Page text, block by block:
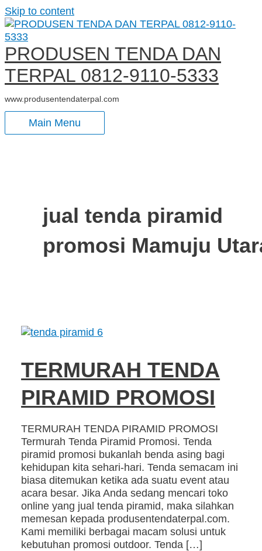
Skip to content
PRODUSEN TENDA DAN
TERPAL 0812-9110-5333
www.produsentendaterpal.com
Main Menu
jual tenda piramid
promosi Mamuju
TERMURAH TENDA
PIRAMID PROMOSI
TERMURAH TENDA PIRAMID PROMOSI
Termurah Tenda Piramid Promosi. Tenda
piramid promosi bukanlah benda asing bagi
kehidupan kita sehari-hari. Tenda semacam ini
biasa ditemukan ketika ada suatu event atau
acara besar. Jika Anda sedang mencari toko
online yang jual tenda piramid, maka silahkan
memesan kepada produsentendaterpal.com.
Kami memiliki berbagai macam solusi untuk
kebutuhan promosi outdoor. Tenda […]